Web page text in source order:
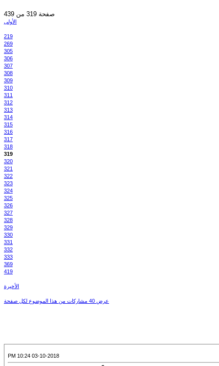
صفحة 319 من 439
الأولى
219
269
305
306
307
308
309
310
311
312
313
314
315
316
317
318
319
320
321
322
323
324
325
326
327
328
329
330
331
332
333
369
419
الأخيرة
عرض 40 مشاركات من هذا الموضوع لكل صفحة
03-10-2018 10:24 PM